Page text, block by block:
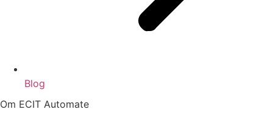
Blog
Om ECIT Automate